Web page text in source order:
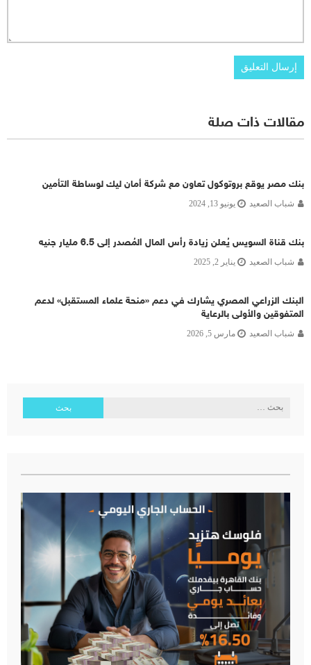
مقالات ذات صلة
بنك مصر يوقع بروتوكول تعاون مع شركة أمان ليك لوساطة التأمين
شباب الصعيد يونيو 13, 2024
بنك قناة السويس يُعلن زيادة رأس المال المُصدر إلى 6.5 مليار جنيه
شباب الصعيد يناير 2, 2025
البنك الزراعي المصري يشارك في دعم «منحة علماء المستقبل» لدعم
المتفوقين والأولى بالرعاية
شباب الصعيد مارس 5, 2026
البحث